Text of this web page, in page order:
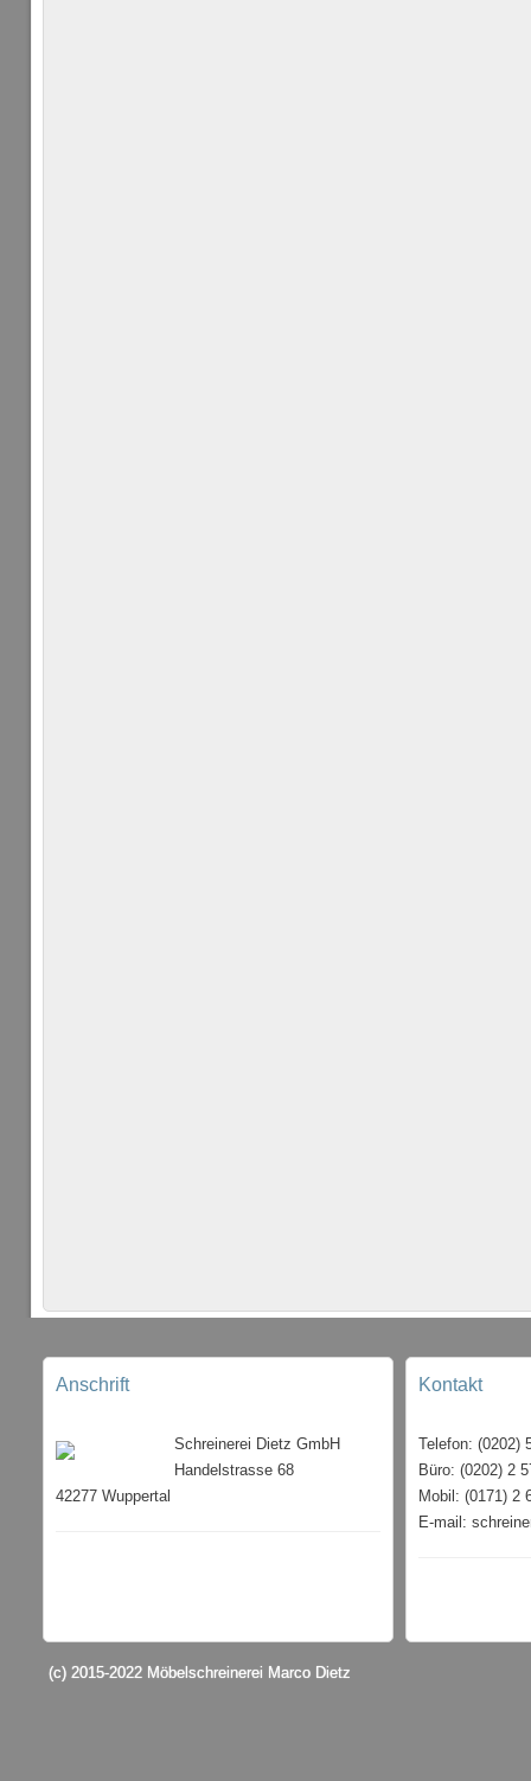
Anschrift
Schreinerei Dietz GmbH
Handelstrasse 68
42277 Wuppertal
Kontakt
Telefon: (0202)
Büro: (0202) 2
Mobil: (0171) 2
E-mail:
(c) 2015-2022 Möbelschreinerei Marco Dietz